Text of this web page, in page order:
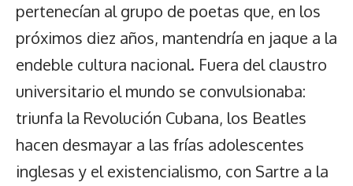
pertenecían al grupo de poetas que, en los
próximos diez años, mantendría en jaque a la
endeble cultura nacional. Fuera del claustro
universitario el mundo se convulsionaba:
triunfa la Revolución Cubana, los Beatles
hacen desmayar a las frías adolescentes
inglesas y el existencialismo, con Sartre a la